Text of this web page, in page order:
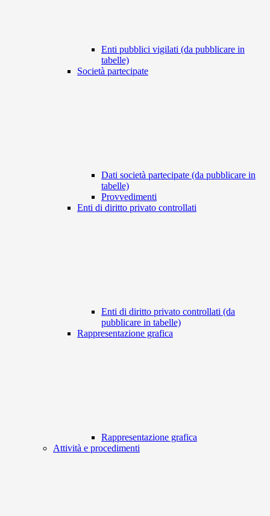
Enti pubblici vigilati (da pubblicare in
tabelle)
Società partecipate
Dati società partecipate (da pubblicare in
tabelle)
Provvedimenti
Enti di diritto privato controllati
Enti di diritto privato controllati (da
pubblicare in tabelle)
Rappresentazione grafica
Rappresentazione grafica
Attività e procedimenti